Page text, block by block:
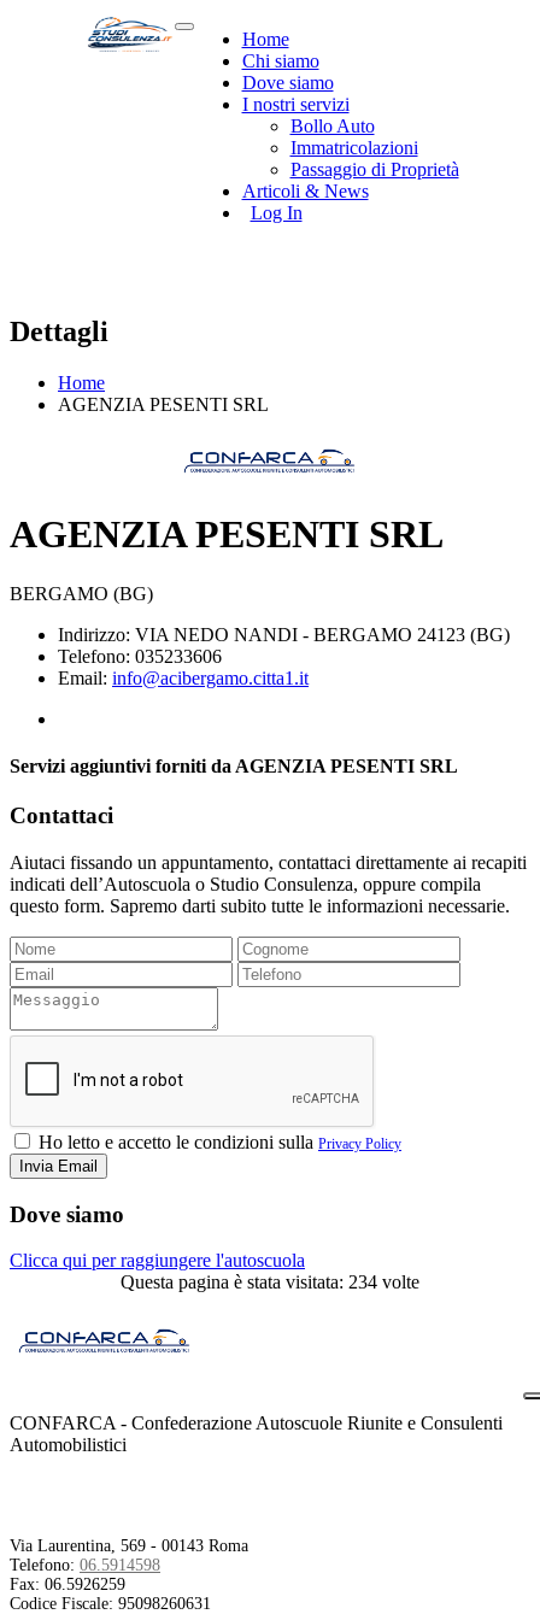
Home
Chi siamo
Dove siamo
I nostri servizi
Bollo Auto
Immatricolazioni
Passaggio di Proprietà
Articoli & News
Log In
Dettagli
Home
AGENZIA PESENTI SRL
AGENZIA PESENTI SRL
BERGAMO (BG)
Indirizzo: VIA NEDO NANDI - BERGAMO 24123 (BG)
Telefono: 035233606
Email: info@acibergamo.citta1.it
Servizi aggiuntivi forniti da AGENZIA PESENTI SRL
Contattaci
Aiutaci fissando un appuntamento, contattaci direttamente ai recapiti
indicati dell’Autoscuola o Studio Consulenza, oppure compila
questo form. Sapremo darti subito tutte le informazioni necessarie.
Ho letto e accetto le condizioni sulla Privacy Policy
Dove siamo
Clicca qui per raggiungere l'autoscuola
Questa pagina è stata visitata: 234 volte
CONFARCA - Confederazione Autoscuole Riunite e Consulenti
Automobilistici
Via Laurentina, 569 - 00143 Roma
Telefono: 06.5914598
Fax: 06.5926259
Codice Fiscale: 95098260631